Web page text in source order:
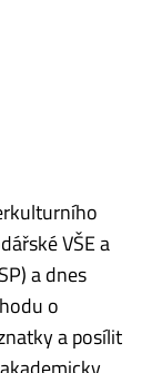
VŠE a
a dnes
o
a posílit